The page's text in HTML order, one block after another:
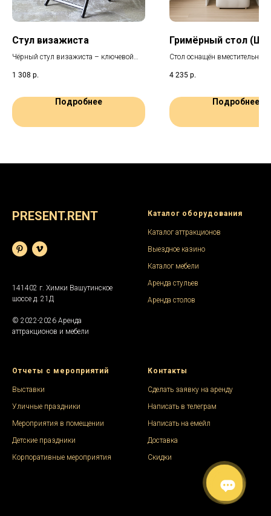
Стул визажиста
Чёрный стул визажиста – ключевой
моделями на мероприятиях. Его
лёгкость переноски и транспортировки
1 308 р.
Подробнее
Гримёрный стол
Стол оснащён
рабочей поверхностью с
любому пространству
4 235 р.
Подробнее
PRESENT.RENT
141402 г. Химки Вашутинское
шоссе д. 21Д
© 2022-2026 Аренда
аттракционов и мебели
Каталог оборудования
Каталог аттракционов
Выездное казино
Каталог мебели
Аренда стульев
Аренда столов
Отчеты с мероприятий
Выставки
Уличные праздники
Мероприятия в помещении
Детские праздники
Корпоративные мероприятия
Контакты
Сделать заявку на аренду
Написать в телеграм
Написать на емейл
Доставка
Скидки